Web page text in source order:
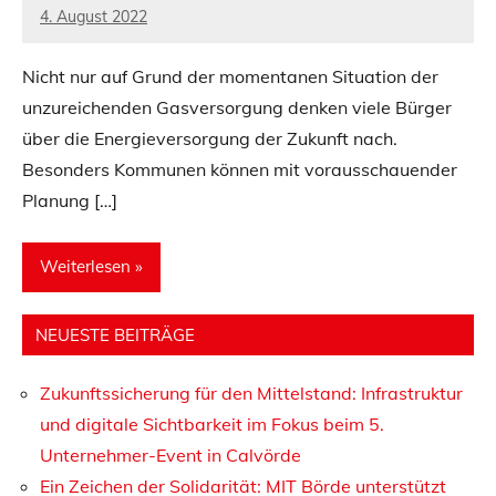
4. August 2022
admin
Nicht nur auf Grund der momentanen Situation der
unzureichenden Gasversorgung denken viele Bürger
über die Energieversorgung der Zukunft nach.
Besonders Kommunen können mit vorausschauender
Planung […]
Weiterlesen
Aktuelles
NEUESTE BEITRÄGE
Zukunftssicherung für den Mittelstand: Infrastruktur
und digitale Sichtbarkeit im Fokus beim 5.
Unternehmer-Event in Calvörde
Ein Zeichen der Solidarität: MIT Börde unterstützt